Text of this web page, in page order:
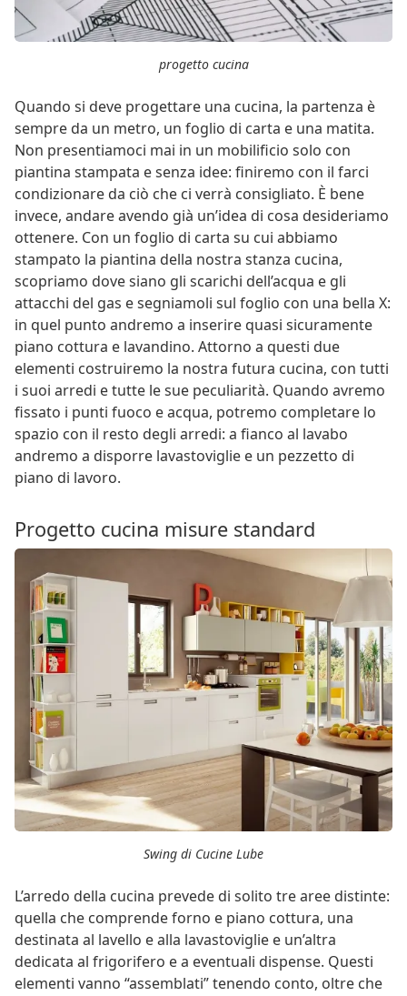
progetto cucina
Quando si deve progettare una cucina, la partenza è
sempre da un metro, un foglio di carta e una matita.
Non presentiamoci mai in un mobilificio solo con
piantina stampata e senza idee: finiremo con il farci
condizionare da ciò che ci verrà consigliato. È bene
invece, andare avendo già un’idea di cosa desideriamo
ottenere. Con un foglio di carta su cui abbiamo
stampato la piantina della nostra stanza cucina,
scopriamo dove siano gli scarichi dell’acqua e gli
attacchi del gas e segniamoli sul foglio con una bella X:
in quel punto andremo a inserire quasi sicuramente
piano cottura e lavandino. Attorno a questi due
elementi costruiremo la nostra futura cucina, con tutti
i suoi arredi e tutte le sue peculiarità. Quando avremo
fissato i punti fuoco e acqua, potremo completare lo
spazio con il resto degli arredi: a fianco al lavabo
andremo a disporre lavastoviglie e un pezzetto di
piano di lavoro.
Progetto cucina misure standard
Swing di Cucine Lube
L’arredo della cucina prevede di solito tre aree distinte:
quella che comprende forno e piano cottura, una
destinata al lavello e alla lavastoviglie e un’altra
dedicata al frigorifero e a eventuali dispense. Questi
elementi vanno “assemblati” tenendo conto, oltre che